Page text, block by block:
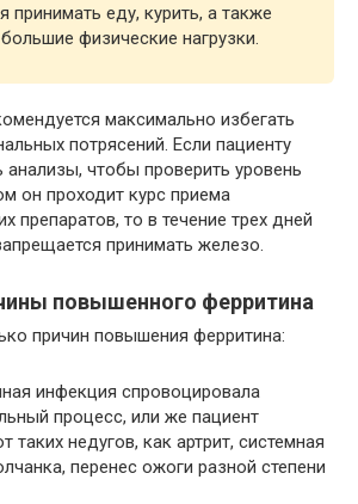
принимать еду, курить, а также
физические нагрузки.
максимально избегать
потрясений. Если пациенту
чтобы проверить уровень
он проходит курс приема
препаратов, то в течение трех дней
принимать железо.
повышенного ферритина
причин повышения ферритина:
инфекция спровоцировала
процесс, или же пациент
таких недугов, как артрит, системная
перенес ожоги разной степени